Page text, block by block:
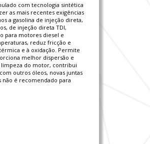
com tecnologia sintética
as mais recentes exigências
a gasolina de injeção direta,
de injeção direta TDI,
para motores diesel e
reduz fricção e
e à oxidação. Permite
melhor dispersão e
do motor, contribui
outros óleos, novas juntas
não é recomendado para